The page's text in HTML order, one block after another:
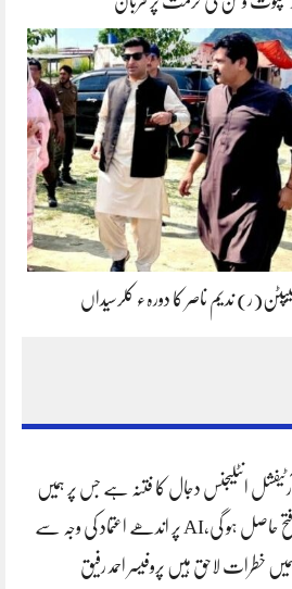
ندیم ناصر کا دورہء کلرسیداں
انٹلیجنس دجال کا فتنہ ہے جس پر ہمیں
فتح حاصل ہو گی،AI پر اندھے اعتماد کی وجہ سے
خطرات لاحق ہیں پروفیسر احمد رفیق